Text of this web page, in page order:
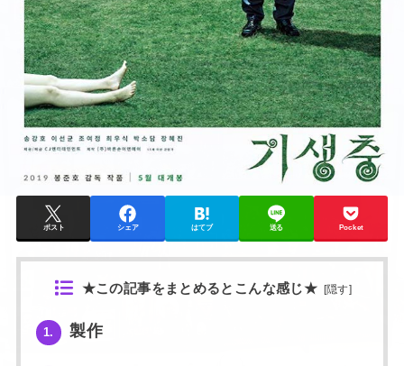
ポスト シェア はてブ 送る Pocket
★この記事をまとめるとこんな感じ★ [隠す]
1. 製作